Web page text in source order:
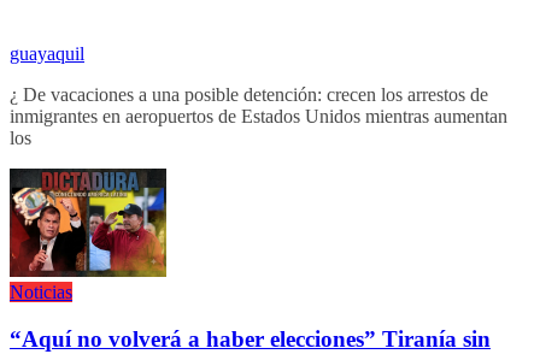
guayaquil
¿ De vacaciones a una posible detención: crecen los arrestos de
inmigrantes en aeropuertos de Estados Unidos mientras aumentan
los
Noticias
“Aquí no volverá a haber elecciones” Tiranía sin